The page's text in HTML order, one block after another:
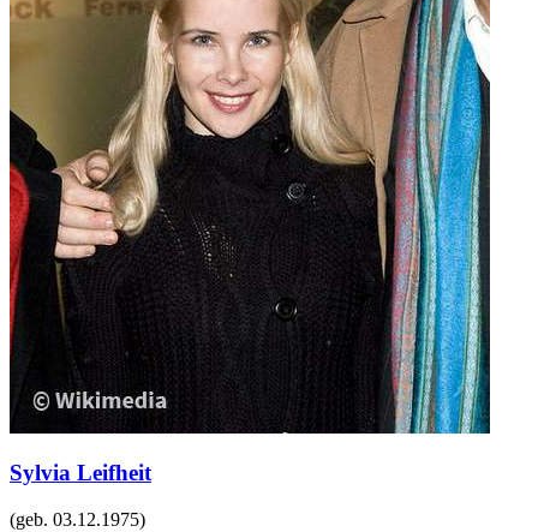
Sylvia Leifheit
(geb. 03.12.1975)